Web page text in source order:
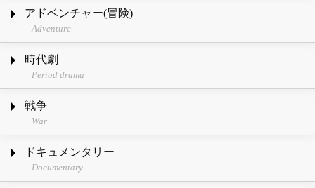
アドベンチャー(冒険)
Adventure
時代劇
Period drama
戦争
War
ドキュメンタリー
Documentary